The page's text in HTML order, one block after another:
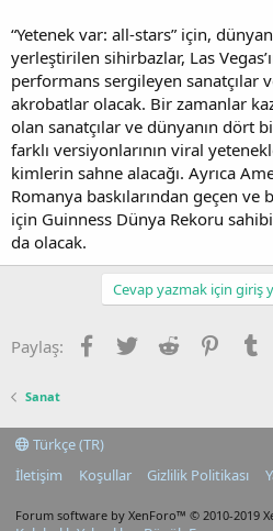
“Yetenek var: all-stars” için,
yerleştirilen sihirbazlar, Las
performans sergileyen sanatçılar
akrobatlar olacak. Bir zamanlar
olan sanatçılar ve dünyanın dört
farklı versiyonlarının viral
kimlerin sahne alacağı. Ayrıca
Romanya baskılarından geçen ve
için Guinness Dünya Rekoru
da olacak.
Cevap yazmak için giriş
Paylaş: Facebook
TwitterReddit
Sanat
Türkçe (TR)
İletişim
Koşullar Gizlilik Politikası
Forum software by XenForo™ © 2010-2019